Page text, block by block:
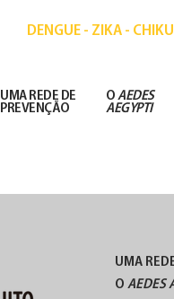
DENGUE - ZIKA -
OAEDES
AEGYPTI
UMA REDE DE
PREVENÇÃO
UMA
O AEDES